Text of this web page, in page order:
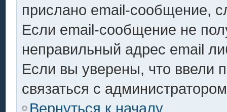
прислано email-сообщение,
Если email-сообщение не
неправильный адрес email
Если вы уверены, что ввели
связаться с
Вернуться к началу